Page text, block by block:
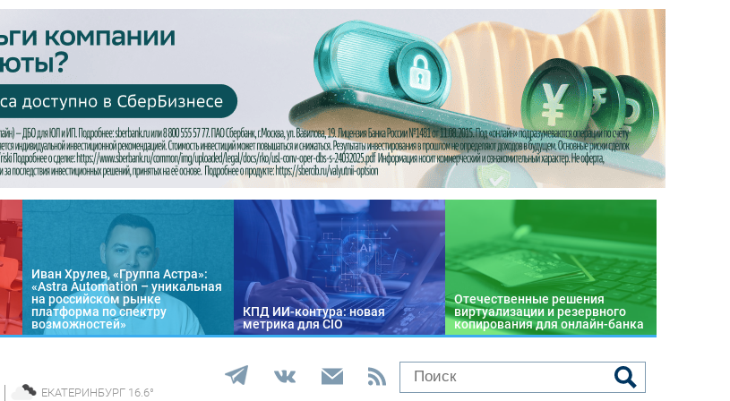
Иван Хрулев, «Группа Астра»:
«Astra Automation – уникальная
на российском рынке
платформа по спектру
возможностей»
КПД ИИ-контура: новая
метрика для CIO
Отечественные решения
виртуализации и резервного
копирования для онлайн-банка
ЕКАТЕРИНБУРГ 16.6°